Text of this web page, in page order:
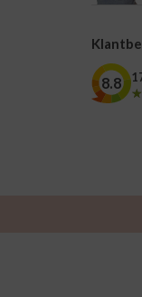
8.8